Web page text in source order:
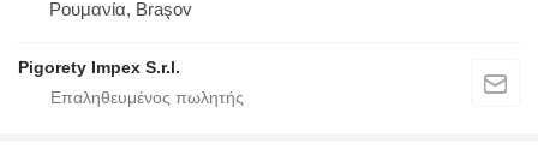
Ρουμανία, Braşov
Pigorety Impex S.r.l.